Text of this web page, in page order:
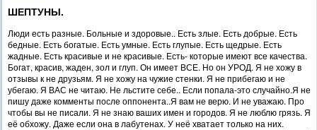
ШЕПТУНЫ.
Люди есть разные. Больные и здоровые.. Есть злые. Есть добрые. Есть
бедные. Есть богатые. Есть умные. Есть глупые. Есть щедрые. Есть
жадные. Есть красивые и не красивые. Есть- которые имеют все качества.
Богат, красив, жаден, зол и глуп. Он имеет ВСЕ. Но он УРОД. Я не хожу в
отзывы к не друзьям. Я не хожу на чужие стенки. Я не прибегаю и не
убегаю. Я ВАС не читаю. Не льстите себе.. Если попала-это случайно.Я не
пишу даже комменты после оппонента..Я вам не верю. И не уважаю. Про
чтобы вы не писали. Я не знаю ваших имен и городов. Я не люблю грязь. Я
её обхожу. Даже если она в лабутенах. У неё хватает только на них.